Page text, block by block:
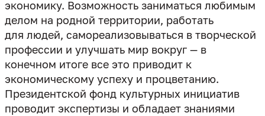
экономику. Возможность заниматься любимым
делом на родной территории, работать
для людей, самореализовываться в творческой
профессии и улучшать мир вокруг — в
конечном итоге все это приводит к
экономическому успеху и процветанию.
Президентской фонд культурных инициатив
проводит экспертизы и обладает знаниями